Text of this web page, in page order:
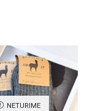
NETURIME